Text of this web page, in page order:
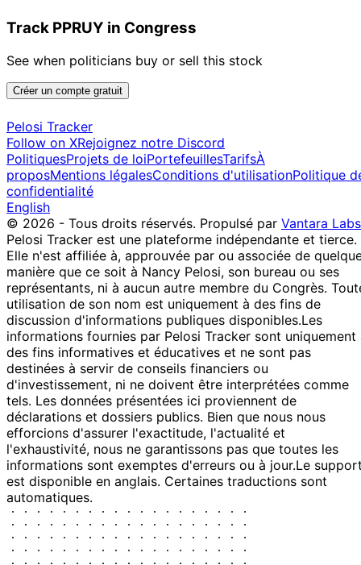
Track PPRUY in Congress
See when politicians buy or sell this stock
Créer un compte gratuit
Pelosi Tracker
Follow on XRejoignez notre Discord
PolitiquesProjets de loiPortefeuillesTarifsÀ
proposMentions légalesConditions d'utilisationPolitique
confidentialité
English
© 2026 - Tous droits réservés. Propulsé par Vantara Labs
Pelosi Tracker est une plateforme indépendante et tierce.
Elle n'est affiliée à, approuvée par ou associée de
manière que ce soit à Nancy Pelosi, son bureau ou ses
représentants, ni à aucun autre membre du Congrès.
utilisation de son nom est uniquement à des fins de
discussion d'informations publiques disponibles.Les
informations fournies par Pelosi Tracker sont uniquement
des fins informatives et éducatives et ne sont pas
destinées à servir de conseils financiers ou
d'investissement, ni ne doivent être interprétées comme
tels. Les données présentées ici proviennent de
déclarations et dossiers publics. Bien que nous nous
efforcions d'assurer l'exactitude, l'actualité et
l'exhaustivité, nous ne garantissons pas que toutes les
informations sont exemptes d'erreurs ou à jour.Le
est disponible en anglais. Certaines traductions sont
automatiques.